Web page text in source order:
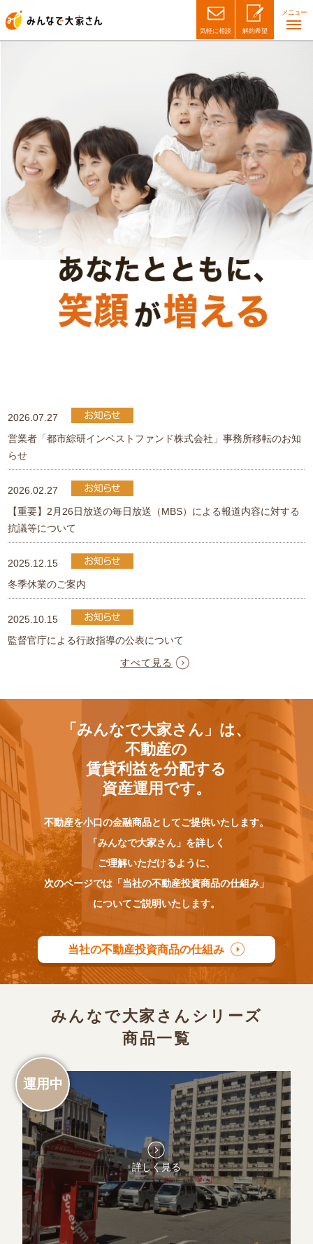
気軽に相談 解約希望
メニュー
2026.07.27
営業者「都市綜研インベストファンド株式会社」事務所移転のお知
らせ
2026.02.27
【重要】2月26日放送の毎日放送（MBS）による報道内容に対する
抗議等について
2025.12.15
冬季休業のご案内
2025.10.15
監督官庁による行政指導の公表について
すべて見る
「みんなで大家さん」は、
不動産の
賃貸利益を分配する
資産運用です。
不動産を小口の金融商品としてご提供いたします。
「みんなで大家さん」を詳しく
ご理解いただけるように、
次のページでは「当社の不動産投資商品の仕組み」
についてご説明いたします。
当社の不動産投資商品の仕組み
みんなで大家さんシリーズ
商品一覧
詳しく見る
運用中